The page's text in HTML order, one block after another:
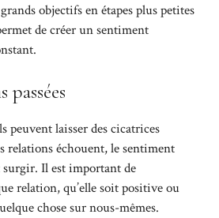
objectifs en étapes plus petites
de créer un sentiment
passées
peuvent laisser des cicatrices
relations échouent, le sentiment
surgir. Il est important de
relation, qu’elle soit positive ou
chose sur nous-mêmes.